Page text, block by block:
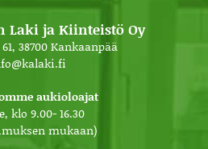
Laki ja Kiinteistö Oy
38700 Kankaanpää
aukioloajat
klo 9.00- 16.30
mukaan)